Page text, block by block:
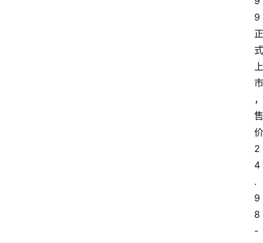
9
正
式
上
市
，
售
价
2
4
.
9
8
-